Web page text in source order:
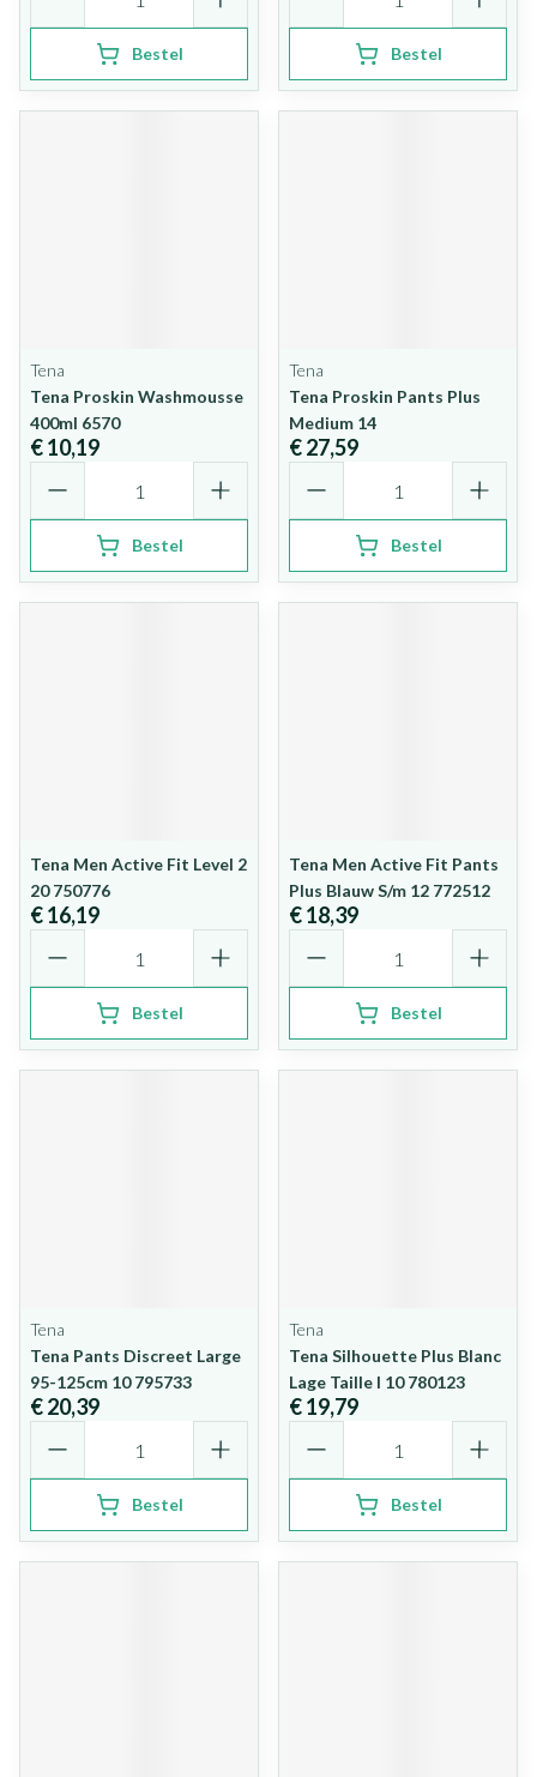
Bestel Bestel
Tena
Tena Proskin Washmousse
400ml 6570
€ 10,19
Bestel
Tena
Tena Proskin Pants Plus
Medium 14
€ 27,59
Bestel
Tena Men Active Fit Level 2
20 750776
€ 16,19
Bestel
Tena Men Active Fit Pants
Plus Blauw S/m 12 772512
€ 18,39
Bestel
Tena
Tena Pants Discreet Large
95-125cm 10 795733
€ 20,39
Bestel
Tena
Tena Silhouette Plus Blanc
Lage Taille l 10 780123
€ 19,79
Bestel